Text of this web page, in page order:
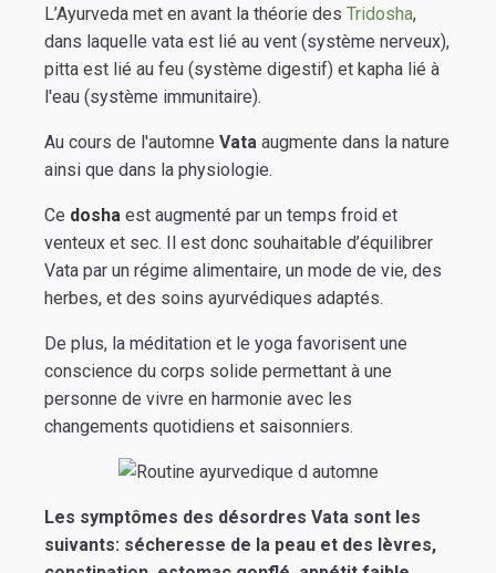
L’Ayurveda met en avant la théorie des Tridosha,
dans laquelle vata est lié au vent (système nerveux),
pitta est lié au feu (système digestif) et kapha lié à
l'eau (système immunitaire).
Au cours de l'automne Vata augmente dans la nature
ainsi que dans la physiologie.
Ce dosha est augmenté par un temps froid et
venteux et sec. Il est donc souhaitable d’équilibrer
Vata par un régime alimentaire, un mode de vie, des
herbes, et des soins ayurvédiques adaptés.
De plus, la méditation et le yoga favorisent une
conscience du corps solide permettant à une
personne de vivre en harmonie avec les
changements quotidiens et saisonniers.
Les symptômes des désordres Vata sont les
suivants: sécheresse de la peau et des lèvres,